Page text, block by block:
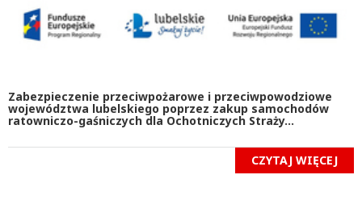
Zabezpieczenie przeciwpożarowe i przeciwpowodziowe
województwa lubelskiego poprzez zakup samochodów
ratowniczo-gaśniczych dla Ochotniczych Straży...
CZYTAJ WIĘCEJ